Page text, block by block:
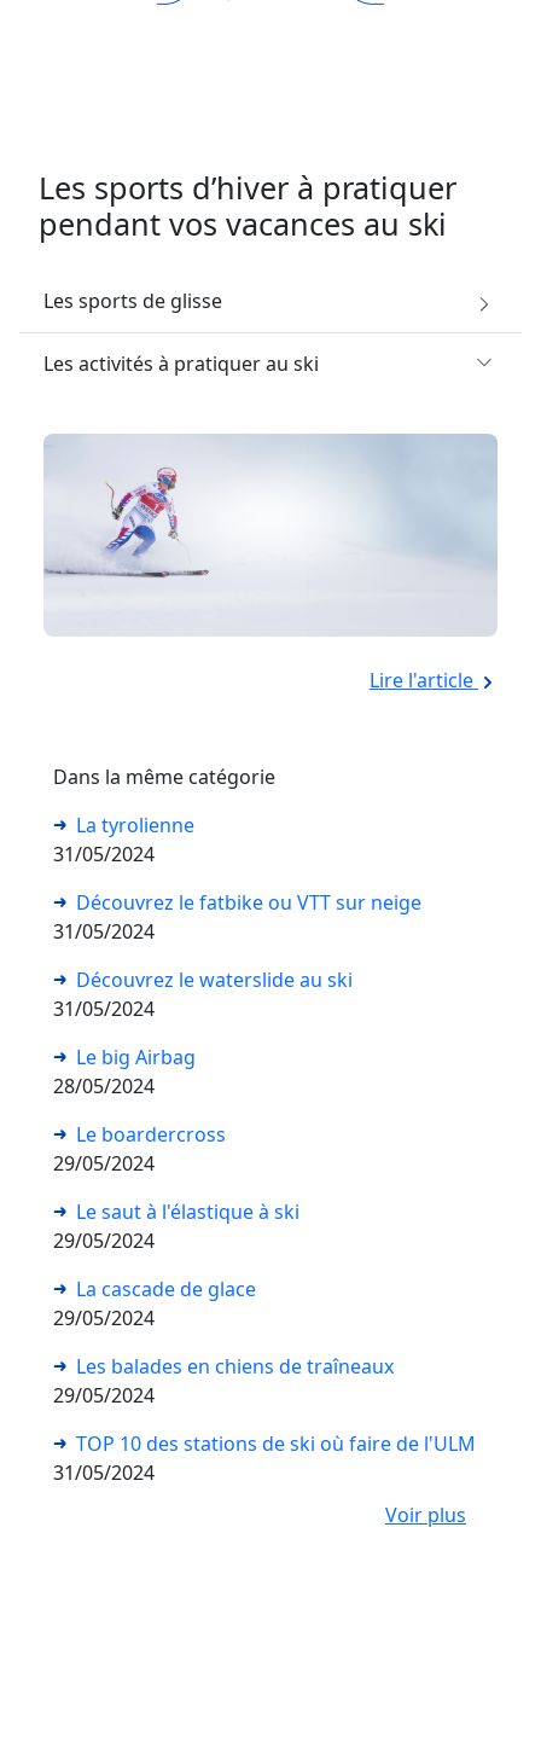
Les sports d’hiver à pratiquer
pendant vos vacances au ski
Les sports de glisse
Les activités à pratiquer au ski
Lire l'article
Dans la même catégorie
La tyrolienne
31/05/2024
Découvrez le fatbike ou VTT sur neige
31/05/2024
Découvrez le waterslide au ski
31/05/2024
Le big Airbag
28/05/2024
Le boardercross
29/05/2024
Le saut à l'élastique à ski
29/05/2024
La cascade de glace
29/05/2024
Les balades en chiens de traîneaux
29/05/2024
TOP 10 des stations de ski où faire de l'ULM
31/05/2024
Voir plus